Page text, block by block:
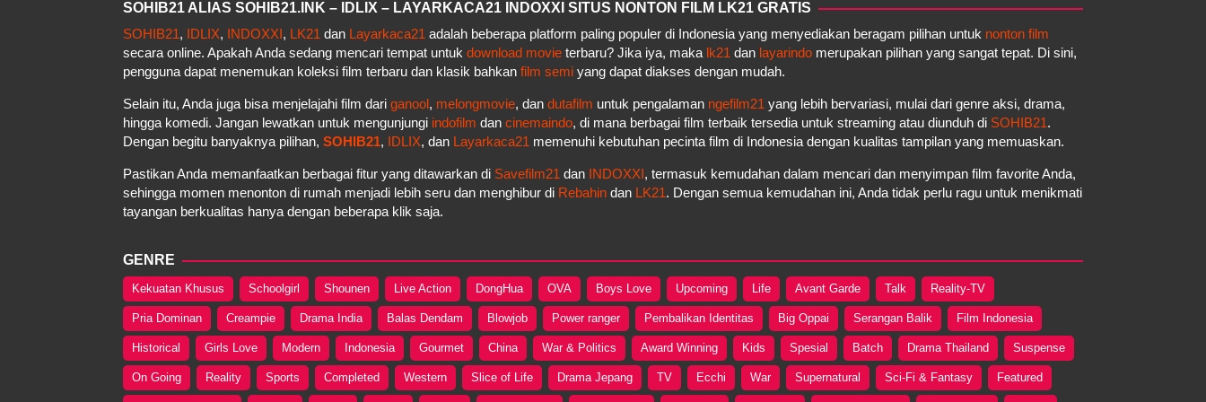
SOHIB21 ALIAS SOHIB21.INK – IDLIX – LAYARKACA21 INDOXXI SITUS NONTON FILM LK21 GRATIS
SOHIB21, IDLIX, INDOXXI, LK21 dan Layarkaca21 adalah beberapa platform paling populer di Indonesia yang menyediakan beragam pilihan untuk nonton film
secara online. Apakah Anda sedang mencari tempat untuk download movie terbaru? Jika iya, maka lk21 dan layarindo merupakan pilihan yang sangat tepat. Di sini,
pengguna dapat menemukan koleksi film terbaru dan klasik bahkan film semi yang dapat diakses dengan mudah.
Selain itu, Anda juga bisa menjelajahi film dari ganool, melongmovie, dan dutafilm untuk pengalaman ngefilm21 yang lebih bervariasi, mulai dari genre aksi, drama,
hingga komedi. Jangan lewatkan untuk mengunjungi indofilm dan cinemaindo, di mana berbagai film terbaik tersedia untuk streaming atau diunduh di SOHIB21.
Dengan begitu banyaknya pilihan, SOHIB21, IDLIX, dan Layarkaca21 memenuhi kebutuhan pecinta film di Indonesia dengan kualitas tampilan yang memuaskan.
Pastikan Anda memanfaatkan berbagai fitur yang ditawarkan di Savefilm21 dan INDOXXI, termasuk kemudahan dalam mencari dan menyimpan film favorite Anda,
sehingga momen menonton di rumah menjadi lebih seru dan menghibur di Rebahin dan LK21. Dengan semua kemudahan ini, Anda tidak perlu ragu untuk menikmati
tayangan berkualitas hanya dengan beberapa klik saja.
GENRE
Kekuatan Khusus Schoolgirl Shounen Live Action DongHua OVA Boys Love Upcoming Life Avant Garde Talk Reality-TV
Pria Dominan Creampie Drama India Balas Dendam Blowjob Power ranger Pembalikan Identitas Big Oppai Serangan Balik Film Indonesia
Historical Girls Love Modern Indonesia Gourmet China War & Politics Award Winning Kids Spesial Batch Drama Thailand Suspense
On Going Reality Sports Completed Western Slice of Life Drama Jepang TV Ecchi War Supernatural Sci-Fi & Fantasy Featured